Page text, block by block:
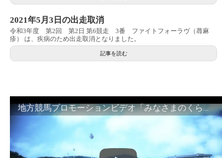
2021年5月3日の出走取消
令和3年度 第2回 第2日 第6競走 3番 ファイトフォーラヴ（蕁麻
疹） は、疾病のため出走取消となりました。
記事を読む
地方競馬プロモーションビデオ「みなさまのくらしのために」30秒篇｜NAR公式